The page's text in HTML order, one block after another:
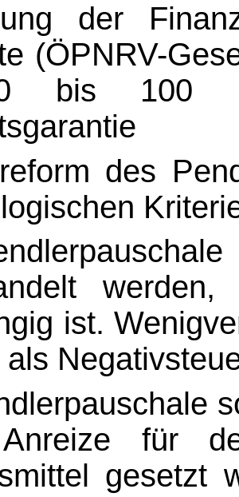
der
(ÖPNRV-
bis 100
des
ist.
als
für
gesetzt